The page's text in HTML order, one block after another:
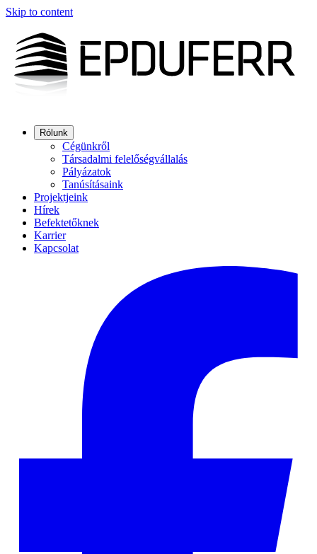
Skip to content
Rólunk
Cégünkről
Társadalmi felelőségvállalás
Pályázatok
Tanúsításaink
Projektjeink
Hírek
Befektetőknek
Karrier
Kapcsolat